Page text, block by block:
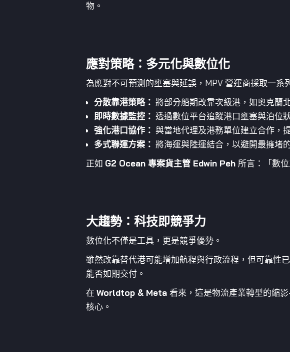
物。
應對策略：多元化與數位化
為應對不可預測的壅塞與延誤，MPV 營運商採取一系
分散靠港策略： 將部分船期改靠次級港，如奧克蘭
即時數據監控： 透過數位平台追蹤港口壅塞與泊位
強化港口協作： 與當地代理及港務單位建立合作，
多式聯運方案： 將海運與陸運結合，以避開最擁堵
正如 G2 Ocean 專案貨主管 Edwin Peh 所言：「數
大趨勢：科技即競爭力
數位化不僅是工具，更是競爭優勢。
雖然改靠替代港可能增加航程與行政流程，但可靠性
能否如期交付。
在 Worldtop & Meta 看來，這是物流產業轉型的縮
核心。